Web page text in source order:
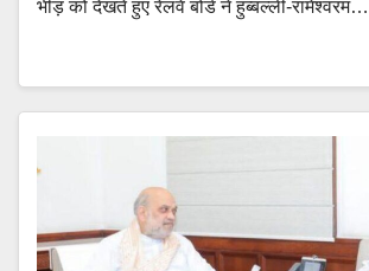
भीड़ को देखते हुए रेलवे बोर्ड ने हुब्बल्ली-रामेश्वरम…